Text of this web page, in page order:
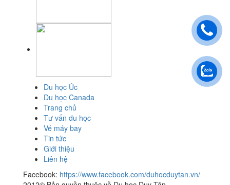
Du học Úc
Du học Canada
Trang chủ
Tư vấn du học
Vé máy bay
Tin tức
Giới thiệu
Liên hệ
Facebook: https://www.facebook.com/duhocduytan.vn/